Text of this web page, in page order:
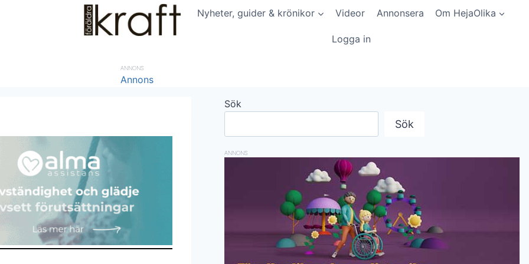
Nyheter, guider & krönikor Videor Annonsera Om HejaOlika
Logga in
ANNONS
Sök
Sök
ANNONS